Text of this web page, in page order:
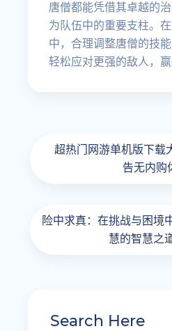
唐僧都能凭借其卓越的
为队伍中的重要支柱。
中，合理调整唐僧的技
轻松应对更强的敌人，赢
超热门网游单机版下载
告无内购
险中求真：在挑战与困境
慧的智慧之
Search Here